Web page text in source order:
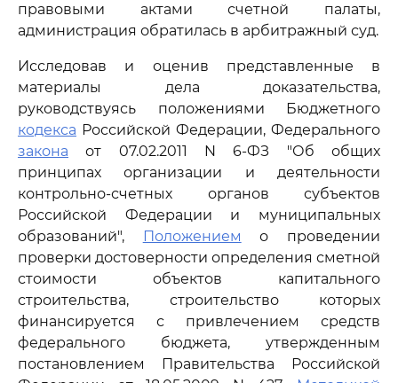
правовыми актами счетной палаты,
администрация обратилась в арбитражный суд.
Исследовав и оценив представленные в
материалы дела доказательства,
руководствуясь положениями Бюджетного
кодекса Российской Федерации, Федерального
закона от 07.02.2011 N 6-ФЗ "Об общих
принципах организации и деятельности
контрольно-счетных органов субъектов
Российской Федерации и муниципальных
образований",
Положением о проведении
проверки достоверности определения сметной
стоимости объектов капитального
строительства, строительство которых
финансируется с привлечением средств
федерального бюджета, утвержденным
постановлением Правительства Российской